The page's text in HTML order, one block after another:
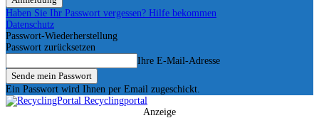
Haben Sie Ihr Passwort vergessen? Hilfe bekommen
Datenschutz
Passwort-Wiederherstellung
Passwort zurücksetzen
Ihre E-Mail-Adresse
Ein Passwort wird Ihnen per Email zugeschickt.
Recyclingportal
Anzeige